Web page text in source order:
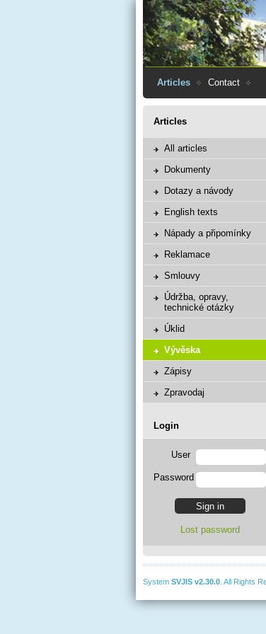
Articles Contact
Articles
All articles
Dokumenty
Dotazy a návody
English texts
Nápady a připomínky
Reklamace
Smlouvy
Údržba, opravy,
technické otázky
Úklid
Vývěska
Zápisy
Zpravodaj
Login
User
Password
Lost password
System SVJIS v2.30.0 . All Rights